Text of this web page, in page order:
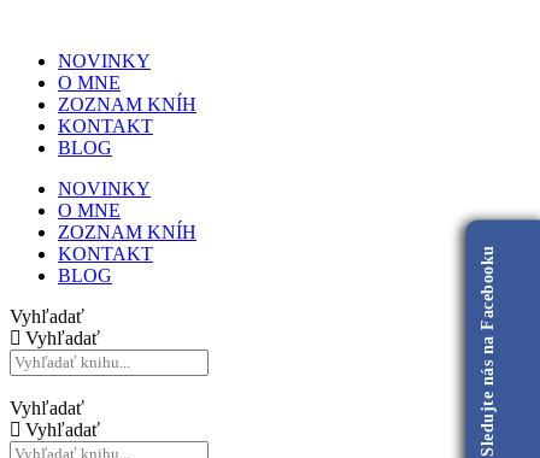
NOVINKY
O MNE
ZOZNAM KNÍH
KONTAKT
BLOG
NOVINKY
O MNE
ZOZNAM KNÍH
KONTAKT
BLOG
Vyhľadať
Vyhľadať
Vyhľadať
Vyhľadať
Sledujte nás na Facebooku